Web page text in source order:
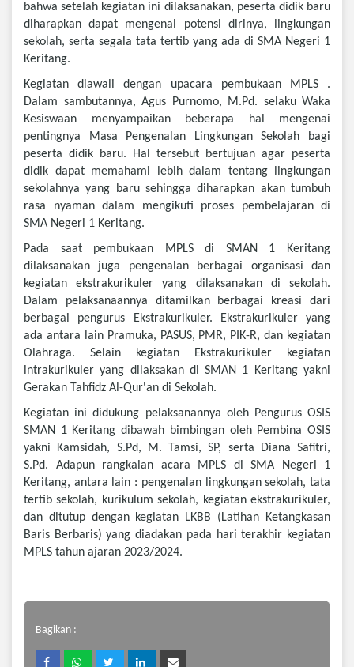
bahwa setelah kegiatan ini dilaksanakan, peserta didik baru
diharapkan dapat mengenal potensi dirinya, lingkungan
sekolah, serta segala tata tertib yang ada di SMA Negeri 1
Keritang.
Kegiatan diawali dengan upacara pembukaan MPLS .
Dalam sambutannya, Agus Purnomo, M.Pd. selaku Waka
Kesiswaan menyampaikan beberapa hal mengenai
pentingnya Masa Pengenalan Lingkungan Sekolah bagi
peserta didik baru. Hal tersebut bertujuan agar peserta
didik dapat memahami lebih dalam tentang lingkungan
sekolahnya yang baru sehingga diharapkan akan tumbuh
rasa nyaman dalam mengikuti proses pembelajaran di
SMA Negeri 1 Keritang.
Pada saat pembukaan MPLS di SMAN 1 Keritang
dilaksanakan juga pengenalan berbagai organisasi dan
kegiatan ekstrakurikuler yang dilaksanakan di sekolah.
Dalam pelaksanaannya ditamilkan berbagai kreasi dari
berbagai pengurus Ekstrakurikuler. Ekstrakurikuler yang
ada antara lain Pramuka, PASUS, PMR, PIK-R, dan kegiatan
Olahraga. Selain kegiatan Ekstrakurikuler kegiatan
intrakurikuler yang dilaksakan di SMAN 1 Keritang yakni
Gerakan Tahfidz Al-Qur'an di Sekolah.
Kegiatan ini didukung pelaksanannya oleh Pengurus OSIS
SMAN 1 Keritang dibawah bimbingan oleh Pembina OSIS
yakni Kamsidah, S.Pd, M. Tamsi, SP, serta Diana Safitri,
S.Pd. Adapun rangkaian acara MPLS di SMA Negeri 1
Keritang, antara lain : pengenalan lingkungan sekolah, tata
tertib sekolah, kurikulum sekolah, kegiatan ekstrakurikuler,
dan ditutup dengan kegiatan LKBB (Latihan Ketangkasan
Baris Berbaris) yang diadakan pada hari terakhir kegiatan
MPLS tahun ajaran 2023/2024.
Bagikan :